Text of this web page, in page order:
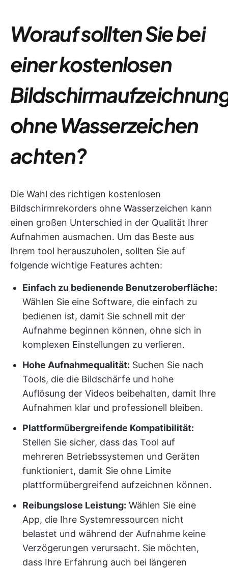
Worauf sollten Sie bei
einer kostenlosen
ohne Wasserzeichen
achten?
Die Wahl des richtigen kostenlosen
Bildschirmrekorders ohne Wasserzeichen kann
einen großen Unterschied in der Qualität Ihrer
Aufnahmen ausmachen. Um das Beste aus
Ihrem tool herauszuholen, sollten Sie auf
folgende wichtige Features achten:
Einfach zu bedienende Benutzeroberfläche:
Wählen Sie eine Software, die einfach zu
bedienen ist, damit Sie schnell mit der
Aufnahme beginnen können, ohne sich in
komplexen Einstellungen zu verlieren.
Hohe Aufnahmequalität: Suchen Sie nach
Tools, die die Bildschärfe und hohe
Auflösung der Videos beibehalten, damit Ihre
Aufnahmen klar und professionell bleiben.
Plattformübergreifende Kompatibilität:
Stellen Sie sicher, dass das Tool auf
mehreren Betriebssystemen und Geräten
funktioniert, damit Sie ohne Limite
plattformübergreifend aufzeichnen können.
Reibungslose Leistung: Wählen Sie eine
App, die Ihre Systemressourcen nicht
belastet und während der Aufnahme keine
Verzögerungen verursacht. Sie möchten,
dass Ihre Erfahrung auch bei längeren